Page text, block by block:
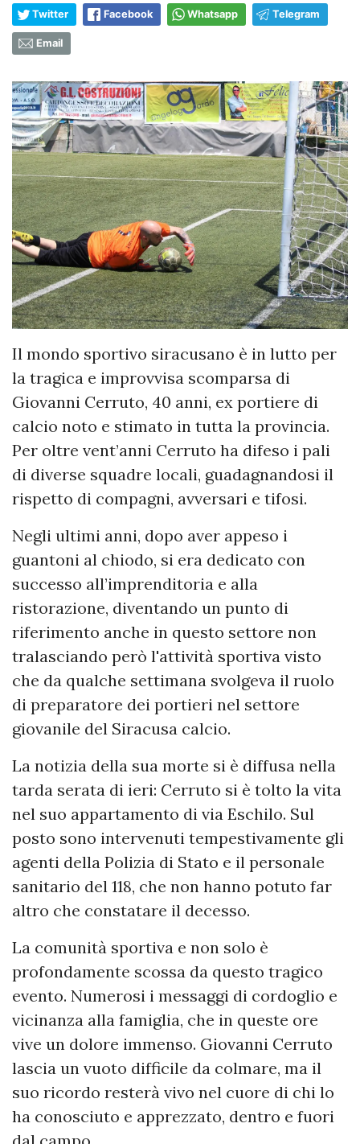
Twitter Facebook Whatsapp Telegram
Email
Il mondo sportivo siracusano è in lutto per
la tragica e improvvisa scomparsa di
Giovanni Cerruto, 40 anni, ex portiere di
calcio noto e stimato in tutta la provincia.
Per oltre vent’anni Cerruto ha difeso i pali
di diverse squadre locali, guadagnandosi il
rispetto di compagni, avversari e tifosi.
Negli ultimi anni, dopo aver appeso i
guantoni al chiodo, si era dedicato con
successo all’imprenditoria e alla
ristorazione, diventando un punto di
riferimento anche in questo settore non
tralasciando però l'attività sportiva visto
che da qualche settimana svolgeva il ruolo
di preparatore dei portieri nel settore
giovanile del Siracusa calcio.
La notizia della sua morte si è diffusa nella
tarda serata di ieri: Cerruto si è tolto la vita
nel suo appartamento di via Eschilo. Sul
posto sono intervenuti tempestivamente gli
agenti della Polizia di Stato e il personale
sanitario del 118, che non hanno potuto far
altro che constatare il decesso.
La comunità sportiva e non solo è
profondamente scossa da questo tragico
evento. Numerosi i messaggi di cordoglio e
vicinanza alla famiglia, che in queste ore
vive un dolore immenso. Giovanni Cerruto
lascia un vuoto difficile da colmare, ma il
suo ricordo resterà vivo nel cuore di chi lo
ha conosciuto e apprezzato, dentro e fuori